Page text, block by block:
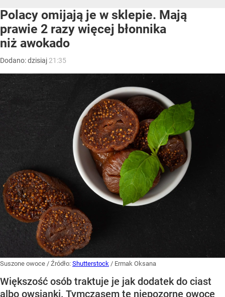
Polacy omijają je w sklepie. Mają
prawie 2 razy więcej błonnika
niż awokado
Dodano:dzisiaj 21:35
Suszone owoce / Źródło: Shutterstock / Ermak Oksana
Większość osób traktuje je jak dodatek do ciast
albo owsianki. Tymczasem te niepozorne owoce